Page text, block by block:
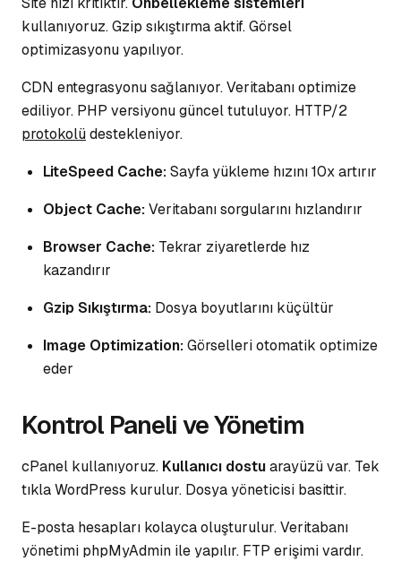
kullanıyoruz. Gzip sıkıştırma aktif. Görsel
optimizasyonu yapılıyor.
CDN entegrasyonu sağlanıyor.Veritabanıoptimize
ediliyor. PHP versiyonu güncel tutuluyor. HTTP/2
protokolüdestekleniyor.
LiteSpeed Cache:Sayfa yükleme hızını 10x artırır
Object Cache:Veritabanı sorgularını hızlandırır
Browser Cache: Tekrar ziyaretlerde hız
kazandırır
Gzip Sıkıştırma: Dosya boyutlarını küçültür
Image Optimization:Görselleri otomatik optimize
eder
Kontrol Paneli ve Yönetim
cPanel kullanıyoruz. Kullanıcı dostuarayüzü var. Tek
tıkla WordPress kurulur. Dosya yöneticisi basittir.
E-posta hesapları kolayca oluşturulur.Veritabanı
yönetimi phpMyAdmin ile yapılır. FTP erişimi vardır.